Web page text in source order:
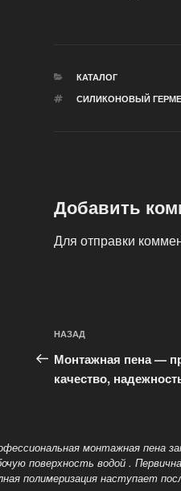
РУБРИКИ
КАТАЛОГ
МЕТКИ
СИЛИКОНОВЫЙ
Добавить
Для отправки
Навигация
по
записям
Предыдущая
запись:
НАЗАД
Монтажная пена —
качество,
монтажная пена
поверхность водой .
полимеризация наступает